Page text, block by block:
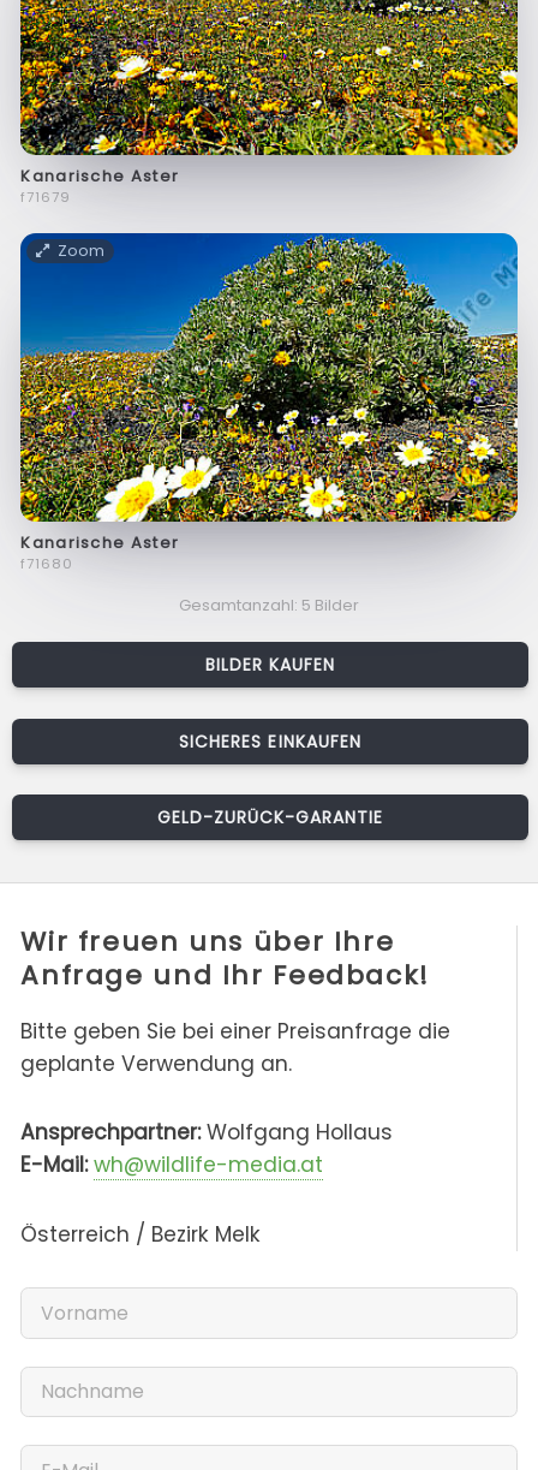
Kanarische Aster
f71679
Zoom
Kanarische Aster
f71680
Gesamtanzahl: 5 Bilder
BILDER KAUFEN
SICHERES EINKAUFEN
GELD-ZURÜCK-GARANTIE
Wir freuen uns über Ihre
Anfrage und Ihr Feedback!
Bitte geben Sie bei einer Preisanfrage die
geplante Verwendung an.
Ansprechpartner:Wolfgang Hollaus
E-Mail: wh@wildlife-media.at
Österreich / Bezirk Melk